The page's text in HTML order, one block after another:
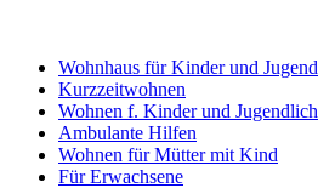
Wohnhaus für Kinder und
Kurzzeitwohnen
Wohnen f. Kinder und
Ambulante Hilfen
Wohnen für Mütter mit Kind
Für Erwachsene